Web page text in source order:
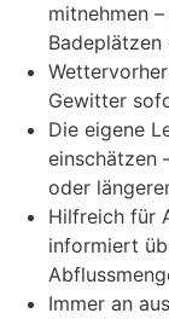
mitnehmen
Badeplätzen
Gewitter
Die eigene
einschätzen
oder
Hilfreich für
informiert
Immer an